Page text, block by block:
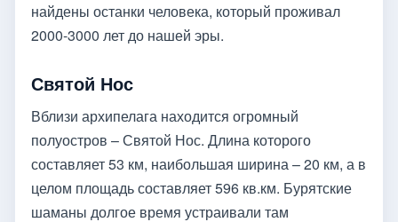
найдены останки человека, который проживал
2000-3000 лет до нашей эры.
Святой Нос
Вблизи архипелага находится огромный
полуостров – Святой Нос. Длина которого
составляет 53 км, наибольшая ширина – 20 км, а в
целом площадь составляет 596 кв.км. Бурятские
шаманы долгое время устраивали там